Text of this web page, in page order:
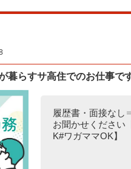
暮らすサ高住でのお仕事で
履歴書・面接なし
お聞かせください
K#ワガママOK】